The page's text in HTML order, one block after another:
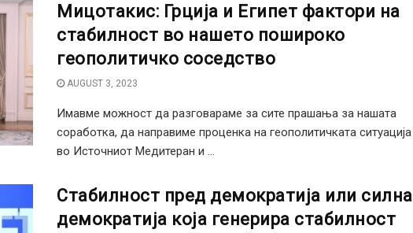
Мицотакис: Грција и Египет фактори на
стабилност во нашето пошироко
геополитичко соседство
AUGUST 3, 2023
Имавме можност да разговараме за сите прашања за нашата
соработка, да направиме проценка на геополитичката ситуација
во Источниот Медитеран и ...
Стабилност пред демократија или силна
демократија која генерира стабилност